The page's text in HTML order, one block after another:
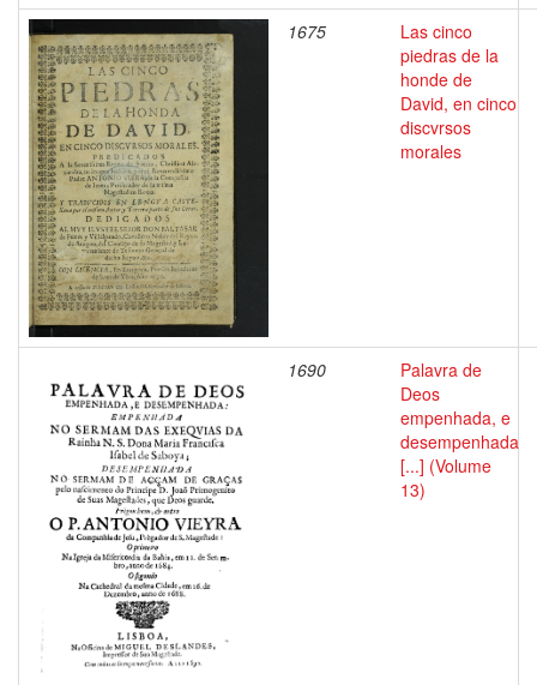
1675
Las cinco
piedras de la
honde de
David, en cinco
discvrsos
morales
1690
Palavra de
Deos
empenhada, e
desempenhada
[...] (Volume
13)